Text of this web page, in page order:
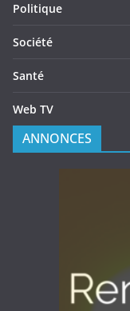
Politique
Société
Santé
Web TV
ANNONCES